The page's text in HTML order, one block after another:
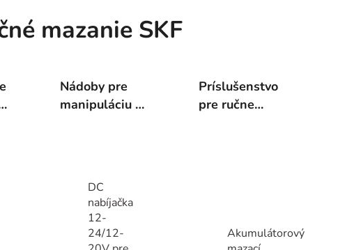
mazanie SKF
Nádoby pre
manipuláciu s
Príslušenstvo
pre ručne
DC
nabíjačka
12-
24/12-
Akumulátorový